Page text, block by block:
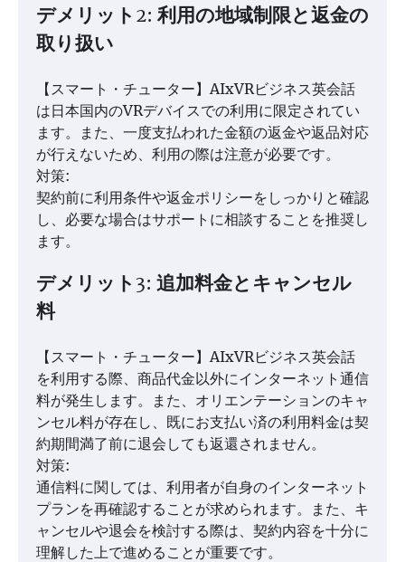
デメリット2: 利用の地域制限と返金の
取り扱い
【スマート・チューター】AIxVRビジネス英会話
は日本国内のVRデバイスでの利用に限定されてい
ます。また、一度支払われた金額の返金や返品対応
が行えないため、利用の際は注意が必要です。
対策:
契約前に利用条件や返金ポリシーをしっかりと確認
し、必要な場合はサポートに相談することを推奨し
ます。
デメリット3: 追加料金とキャンセル
料
【スマート・チューター】AIxVRビジネス英会話
を利用する際、商品代金以外にインターネット通信
料が発生します。また、オリエンテーションのキャ
ンセル料が存在し、既にお支払い済の利用料金は契
約期間満了前に退会しても返還されません。
対策:
通信料に関しては、利用者が自身のインターネット
プランを再確認することが求められます。また、キ
ャンセルや退会を検討する際は、契約内容を十分に
理解した上で進めることが重要です。